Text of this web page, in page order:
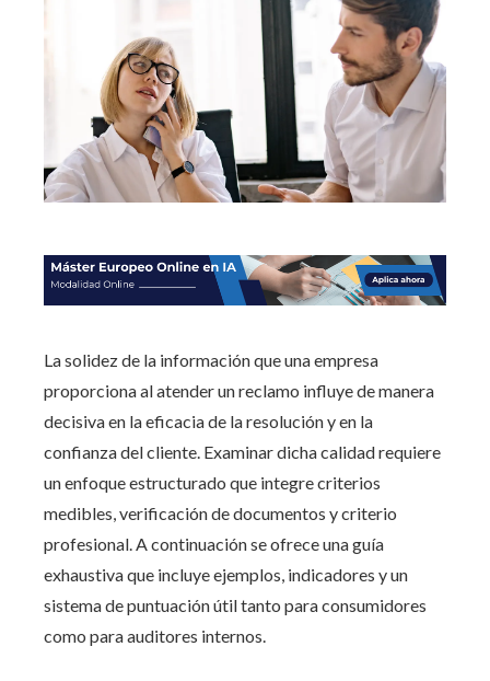
La solidez de la información que una empresa
proporciona al atender un reclamo influye de manera
decisiva en la eficacia de la resolución y en la
confianza del cliente. Examinar dicha calidad requiere
un enfoque estructurado que integre criterios
medibles, verificación de documentos y criterio
profesional. A continuación se ofrece una guía
exhaustiva que incluye ejemplos, indicadores y un
sistema de puntuación útil tanto para consumidores
como para auditores internos.